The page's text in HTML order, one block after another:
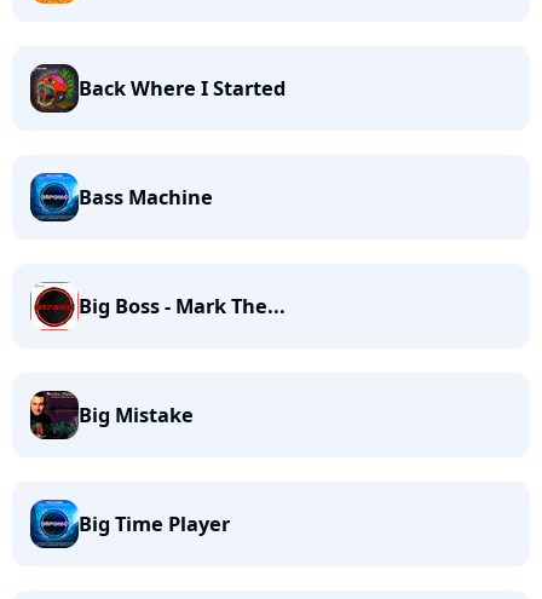
Back Where I Started
Bass Machine
Big Boss - Mark The...
Big Mistake
Big Time Player